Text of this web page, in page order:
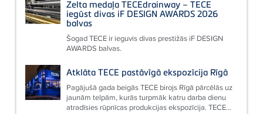
Zelta medaļa TECEdrainway – TECE
iegūst divas iF DESIGN AWARDS 2026
balvas
Šogad TECE ir ieguvis divas prestižās iF DESIGN
AWARDS balvas.
Atklāta TECE pastāvīgā ekspozīcija Rīgā
Pagājušā gada beigās TECE birojs Rīgā pārcēlās uz
jaunām telpām, kurās turpmāk katru darba dienu
atradīsies rūpnīcas produkcijas ekspozīcija. TECE...